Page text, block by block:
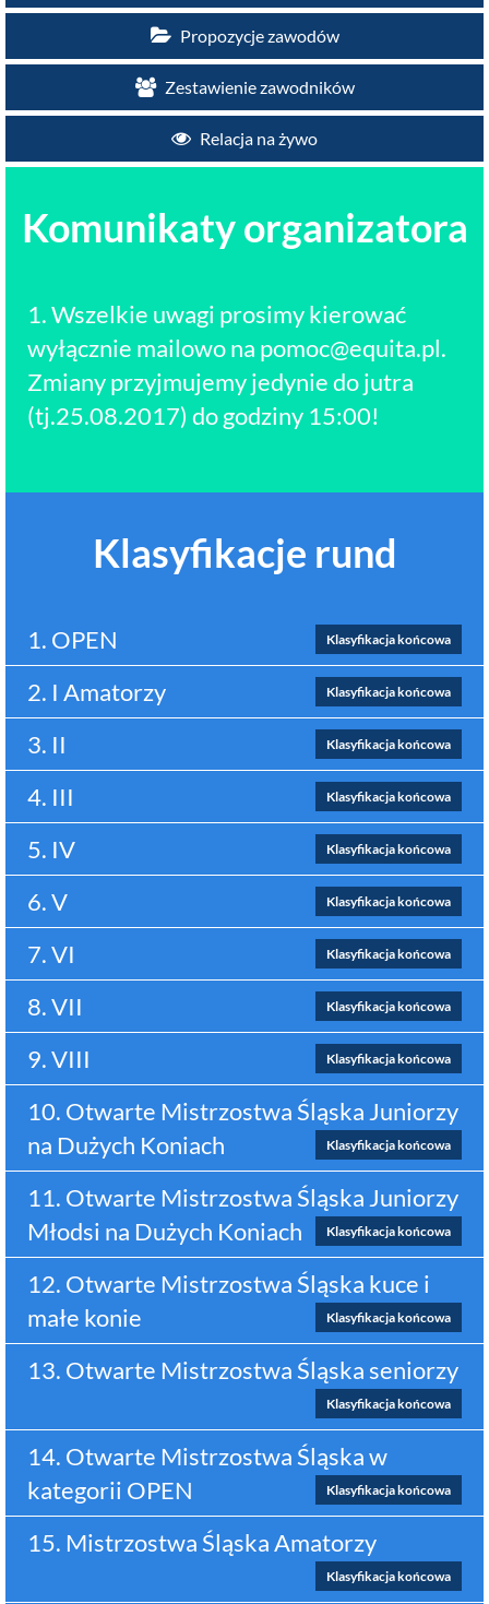
Propozycje zawodów
Zestawienie zawodników
Relacja na żywo
Komunikaty organizatora
1. Wszelkie uwagi prosimy kierować
wyłącznie mailowo na pomoc@equita.pl.
Zmiany przyjmujemy jedynie do jutra
(tj.25.08.2017) do godziny 15:00!
Klasyfikacje rund
1. OPEN Klasyfikacja końcowa
2. I Amatorzy Klasyfikacja końcowa
3. II Klasyfikacja końcowa
4. III Klasyfikacja końcowa
5. IV Klasyfikacja końcowa
6. V Klasyfikacja końcowa
7. VI Klasyfikacja końcowa
8. VII Klasyfikacja końcowa
9. VIII Klasyfikacja końcowa
10. Otwarte Mistrzostwa Śląska Juniorzy
na Dużych Koniach
Klasyfikacja końcowa
11. Otwarte Mistrzostwa Śląska Juniorzy
Młodsi na Dużych Koniach
Klasyfikacja końcowa
12. Otwarte Mistrzostwa Śląska kuce i
małe konie
Klasyfikacja końcowa
13. Otwarte Mistrzostwa Śląska seniorzy
Klasyfikacja końcowa
14. Otwarte Mistrzostwa Śląska w
kategorii OPEN
Klasyfikacja końcowa
15. Mistrzostwa Śląska Amatorzy
Klasyfikacja końcowa